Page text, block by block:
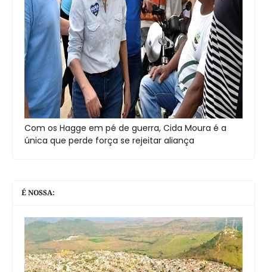
Com os Hagge em pé de guerra, Cida Moura é a
única que perde força se rejeitar aliança
É NOSSA: